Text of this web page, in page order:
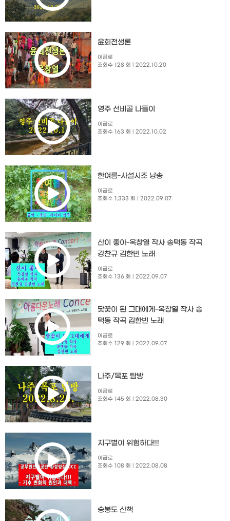
윤회전생론
이금로
조회수 128 회
| 2022.10.20
영주 선비골 나들이
이금로
조회수 163 회
| 2022.10.02
한여름-사설시조 낭송
이금로
조회수 1,333 회
| 2022.09.07
산이 좋아-옥창열 작사 송택동 작곡
강찬규 김한빈 노래
이금로
조회수 136 회
| 2022.09.07
닻꽃이 된 그대에게-옥창열 작사 송
택동 작곡 김한빈 노래
이금로
조회수 129 회
| 2022.09.07
나주/목포 탐방
이금로
조회수 145 회
| 2022.08.30
지구별이 위험하다!!!
이금로
조회수 108 회
| 2022.08.08
승봉도 산책